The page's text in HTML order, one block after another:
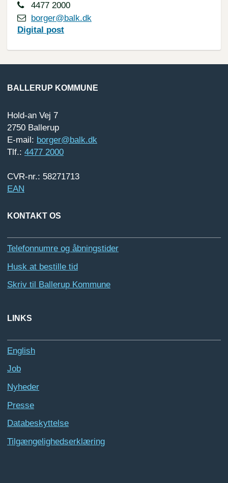
4477 2000
borger@balk.dk
Digital post
BALLERUP KOMMUNE
Hold-an Vej 7
2750 Ballerup
E-mail: borger@balk.dk
Tlf.: 4477 2000
CVR-nr.: 58271713
EAN
KONTAKT OS
Telefonnumre og åbningstider
Husk at bestille tid
Skriv til Ballerup Kommune
LINKS
English
Job
Nyheder
Presse
Databeskyttelse
Tilgængelighedserklæring